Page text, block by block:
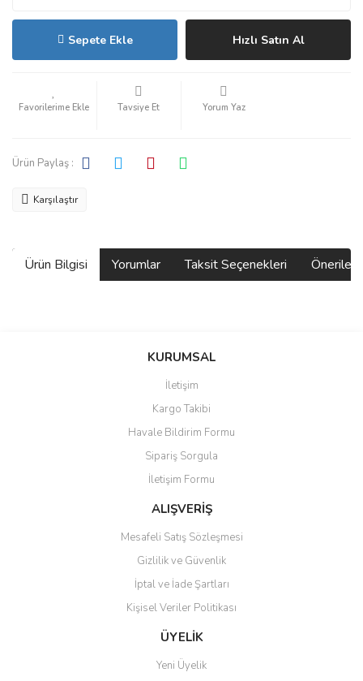
Sepete Ekle Hızlı Satın Al
Tavsiye Et Yorum Yaz
Ürün Paylaş :
Karşılaştır
Ürün Bilgisi Yorumlar Taksit Seçenekleri
Bu ürüne ilk yorumu siz yapın!
Ürün resmi kalitesiz, bozuk veya görüntülenemiyor.
Ürün açıklamasında eksik bilgiler bulunuyor.
Ürün bilgilerinde hatalar bulunuyor.
Ürün fiyatı diğer sitelerden daha pahalı.
Bu ürüne benzer farklı alternatifler olmalı.
Gönder
KURUMSAL
İletişim
Kargo Takibi
Havale Bildirim Formu
Sipariş Sorgula
İletişim Formu
ALIŞVERİŞ
Mesafeli Satış Sözleşmesi
Gizlilik ve Güvenlik
İptal ve İade Şartları
Kişisel Veriler Politikası
ÜYELİK
Yeni Üyelik